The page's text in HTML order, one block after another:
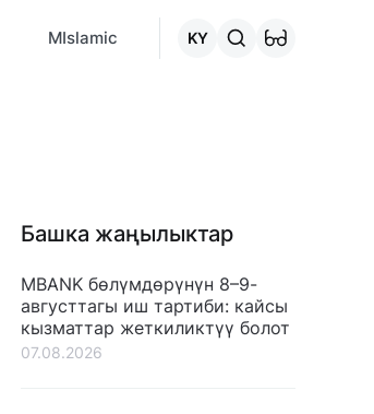
MIslamic KY
Башка жаңылыктар
MBANK бөлүмдөрүнүн 8–9-
августтагы иш тартиби: кайсы
кызматтар жеткиликтүү болот
07.08.2026